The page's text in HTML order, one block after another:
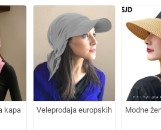
šešir za sunce širokog oboda
nošen unatrag s beretkom, univerzalni
jesen i zimu 2025. za žene, britanski
za žene srednjih i starijih godina,
Veleprodaja europskih i američkih
Modne